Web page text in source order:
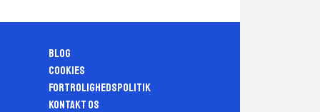
Blog
Cookies
Fortrolighedspolitik
Kontakt os